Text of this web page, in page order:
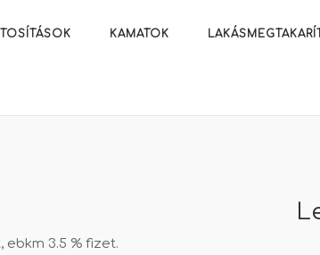
KAMATOK
3.5 % fizet.